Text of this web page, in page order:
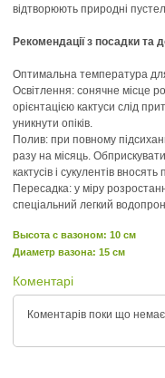
відтворюють природні
Рекомендації з посадки та
Оптимальна температура
Освітлення: сонячне місце
орієнтацією кактуси слід
уникнути опіків.
Полив: при повному
разу на місяць.
кактусів і сукулентів
Пересадка: у міру
спеціальний легкий
Высота c вазоном: 10 см
Диаметр вазона: 15 см
Коментарі
Коментарів поки що